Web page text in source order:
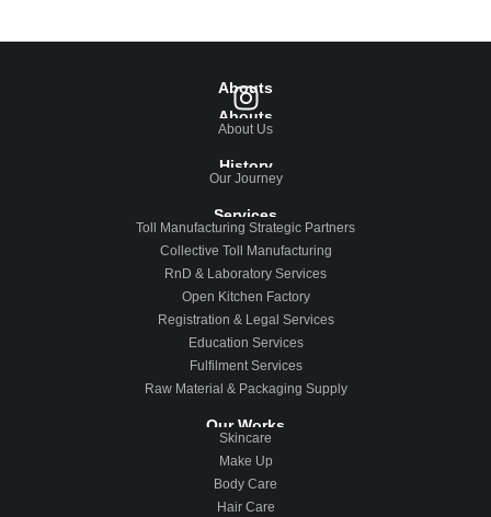
Abouts
Abouts
About Us
History
Our Journey
Services
Toll Manufacturing Strategic Partners
Collective Toll Manufacturing
RnD & Laboratory Services
Open Kitchen Factory
Registration & Legal Services
Education Services
Fulfilment Services
Raw Material & Packaging Supply
Our Works
Skincare
Make Up
Body Care
Hair Care